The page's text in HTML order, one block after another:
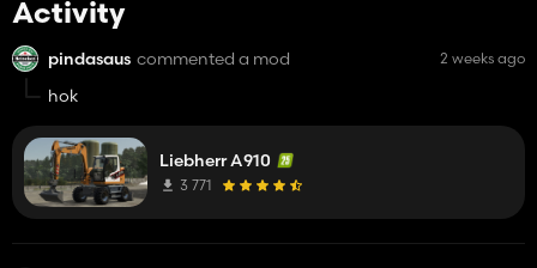
Activity
pindasaus commented a mod 2 weeks ago
hok
Liebherr A910
3 771